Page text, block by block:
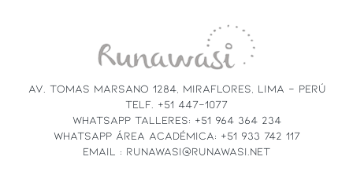
BLANK.AV. TOMAS MARSANO 1284, MIRAFLORES, LIMA - PERÚ
TELF. +51 447-1077
WHATSAPP TALLERES: +51 964 364 234
WHATSAPP ÁREA ACADÉMICA: +51 933 742 117
EMAIL : RUNAWASI@RUNAWASI.NET